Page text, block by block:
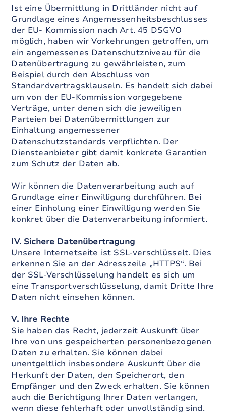
Ist eine Übermittlung in Drittländer nicht auf
Grundlage eines Angemessenheitsbeschlusses
der EU- Kommission nach Art. 45 DSGVO
möglich, haben wir Vorkehrungen getroffen, um
ein angemessenes Datenschutzniveau für die
Datenübertragung zu gewährleisten, zum
Beispiel durch den Abschluss von
Standardvertragsklauseln. Es handelt sich dabei
um von der EU-Kommission vorgegebene
Verträge, unter denen sich die jeweiligen
Parteien bei Datenübermittlungen zur
Einhaltung angemessener
Datenschutzstandards verpflichten. Der
Diensteanbieter gibt damit konkrete Garantien
zum Schutz der Daten ab.
Wir können die Datenverarbeitung auch auf
Grundlage einer Einwilligung durchführen. Bei
einer Einholung einer Einwilligung werden Sie
konkret über die Datenverarbeitung informiert.
IV. Sichere Datenübertragung
Unsere Internetseite ist SSL-verschlüsselt. Dies
erkennen Sie an der Adresszeile „HTTPS“. Bei
der SSL-Verschlüsselung handelt es sich um
eine Transportverschlüsselung, damit Dritte Ihre
Daten nicht einsehen können.
V. Ihre Rechte
Sie haben das Recht, jederzeit Auskunft über
Ihre von uns gespeicherten personenbezogenen
Daten zu erhalten. Sie können dabei
unentgeltlich insbesondere Auskunft über die
Herkunft der Daten, den Speicherort, den
Empfänger und den Zweck erhalten. Sie können
auch die Berichtigung Ihrer Daten verlangen,
wenn diese fehlerhaft oder unvollständig sind.